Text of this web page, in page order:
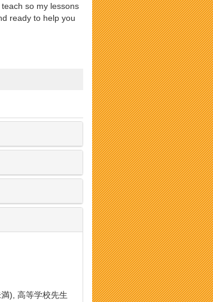
so my lessons
ready to help you
), 高等学校先生